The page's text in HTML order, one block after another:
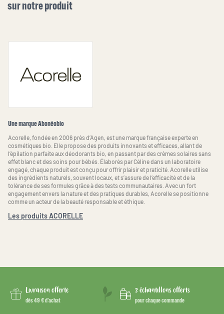
sur notre produit
Une marque Abonéobio
Acorelle, fondée en 2006 près d’Agen, est une marque française experte en
cosmétiques bio. Elle propose des produits innovants et efficaces, allant de
l’épilation parfaite aux déodorants bio, en passant par des crèmes solaires sans
effet blanc et des soins pour bébés. Élaborés par Céline dans un laboratoire
engagé, chaque produit est conçu pour offrir plaisir et praticité. Acorelle utilise
des ingrédients naturels, souvent locaux, et s’assure de l’efficacité et de la
tolérance de ses formules grâce à des tests communautaires. Avec un fort
engagement envers la nature et des pratiques durables, Acorelle se positionne
comme un acteur de la beauté responsable et éthique.
Les produits ACORELLE
Livraison offerte
dès 49 € d’achat
3 échantillons offerts
pour chaque commande